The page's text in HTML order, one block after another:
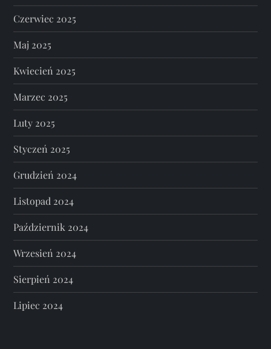
Czerwiec 2025
Maj 2025
Kwiecień 2025
Marzec 2025
Luty 2025
Styczeń 2025
Grudzień 2024
Listopad 2024
Październik 2024
Wrzesień 2024
Sierpień 2024
Lipiec 2024